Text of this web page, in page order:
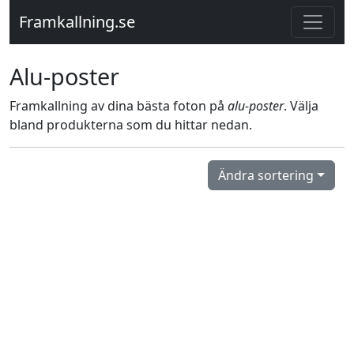
Framkallning.se
Alu-poster
Framkallning av dina bästa foton på alu-poster. Välja
bland produkterna som du hittar nedan.
Ändra sortering